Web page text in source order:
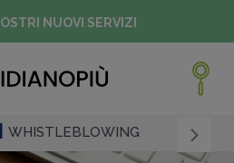
NUOVI SERVIZI
WHISTLEBLOWING